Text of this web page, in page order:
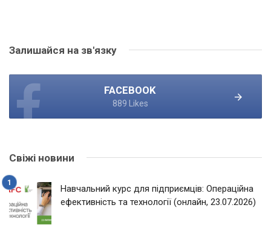
Залишайся на зв'язку
FACEBOOK
889 Likes
Свіжі новини
Навчальний курс для підприємців: Операційна
ефективність та технології (онлайн, 23.07.2026)